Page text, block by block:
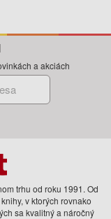
a akciách
trhu od roku 1991. Od
v ktorých rovnako
sa kvalitný a náročný